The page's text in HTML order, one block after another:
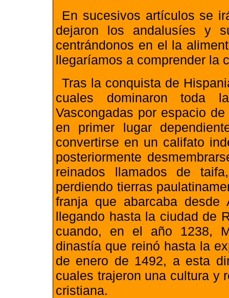
En sucesivos artículos se
dejaron los andalusíes y
centrándonos en el la
llegaríamos a comprender la
Tras la conquista de
cuales dominaron toda
Vascongadas por espacio
en primer lugar
convertirse en un califato
posteriormente
reinados llamados de
perdiendo tierras
franja que abarcaba
llegando hasta la ciudad de
cuando, en el año 1238,
dinastía que reinó hasta la
de enero de 1492, a esta
cuales trajeron una cultura y
cristiana.